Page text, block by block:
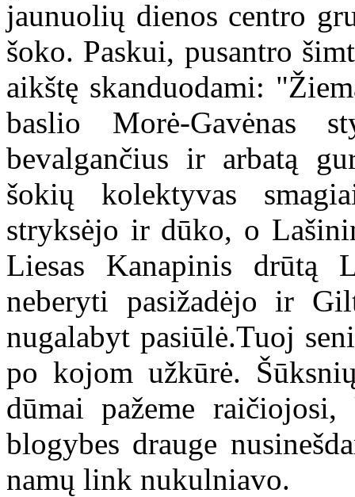
jaunuolių dienos centro
šoko. Paskui, pusantro
aikštę skanduodami:
baslio Morė-Gavėnas
bevalgančius ir arbatą
šokių kolektyvas
stryksėjo ir dūko, o
Liesas Kanapinis drūtą
neberyti pasižadėjo ir
nugalabyt pasiūlė.Tuoj
po kojom užkūrė.
dūmai pažeme
blogybes drauge
namų link nukulniavo.